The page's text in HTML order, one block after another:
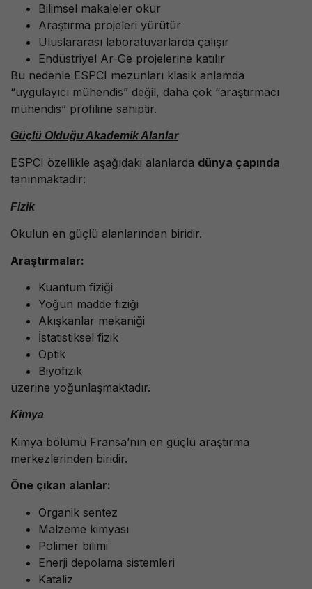
Bilimsel makaleler okur
Araştırma projeleri yürütür
Uluslararası laboratuvarlarda çalışır
Endüstriyel Ar-Ge projelerine katılır
Bu nedenle ESPCI mezunları klasik anlamda
“uygulayıcı mühendis” değil, daha çok “araştırmacı
mühendis” profiline sahiptir.
Güçlü Olduğu Akademik Alanlar
ESPCI özellikle aşağıdaki alanlarda dünya çapında
tanınmaktadır:
Fizik
Okulun en güçlü alanlarından biridir.
Araştırmalar:
Kuantum fiziği
Yoğun madde fiziği
Akışkanlar mekaniği
İstatistiksel fizik
Optik
Biyofizik
üzerine yoğunlaşmaktadır.
Kimya
Kimya bölümü Fransa’nın en güçlü araştırma
merkezlerinden biridir.
Öne çıkan alanlar:
Organik sentez
Malzeme kimyası
Polimer bilimi
Enerji depolama sistemleri
Kataliz